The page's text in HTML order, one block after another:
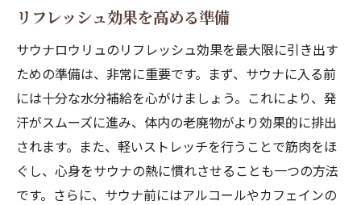
リフレッシュ効果を高める準備
サウナロウリュのリフレッシュ効果を最大限に引き出す
ための準備は、非常に重要です。まず、サウナに入る前
には十分な水分補給を心がけましょう。これにより、発
汗がスムーズに進み、体内の老廃物がより効果的に排出
されます。また、軽いストレッチを行うことで筋肉をほ
ぐし、心身をサウナの熱に慣れさせることも一つの方法
です。さらに、サウナ前にはアルコールやカフェインの